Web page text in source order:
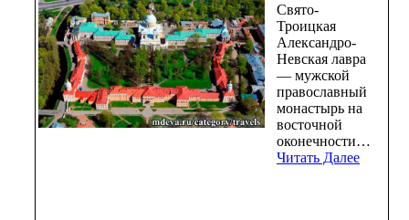
Свято-
Троицкая
Александро-
Невская лавра
— мужской
православный
монастырь на
восточной
оконечности…
Читать Далее